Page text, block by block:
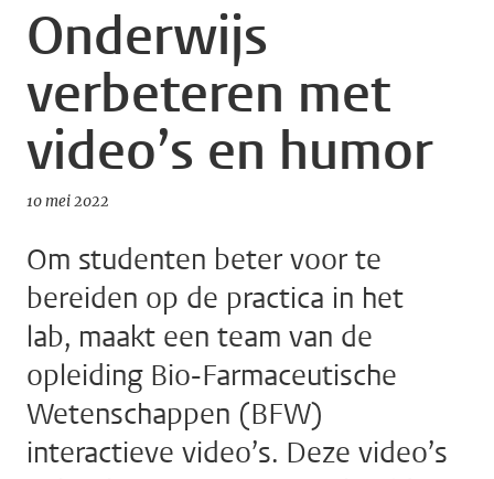
Onderwijs
verbeteren met
video’s en humor
10 mei 2022
Om studenten beter voor te
bereiden op de practica in het
lab, maakt een team van de
opleiding Bio-Farmaceutische
Wetenschappen (BFW)
interactieve video’s. Deze video’s